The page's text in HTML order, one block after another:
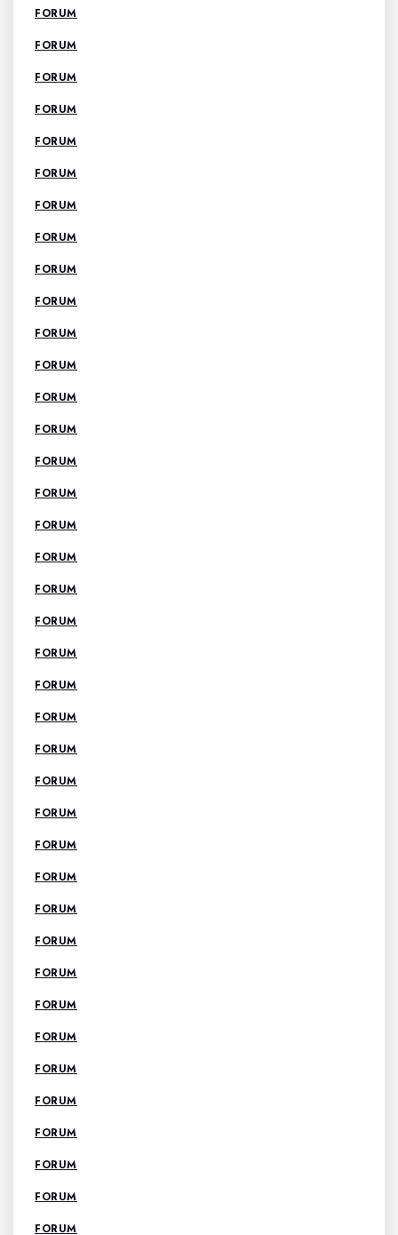
FORUM
FORUM
FORUM
FORUM
FORUM
FORUM
FORUM
FORUM
FORUM
FORUM
FORUM
FORUM
FORUM
FORUM
FORUM
FORUM
FORUM
FORUM
FORUM
FORUM
FORUM
FORUM
FORUM
FORUM
FORUM
FORUM
FORUM
FORUM
FORUM
FORUM
FORUM
FORUM
FORUM
FORUM
FORUM
FORUM
FORUM
FORUM
FORUM